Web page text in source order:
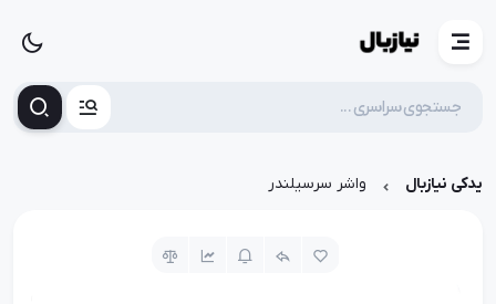
یدکی نیازبال واشر سرسیلندر